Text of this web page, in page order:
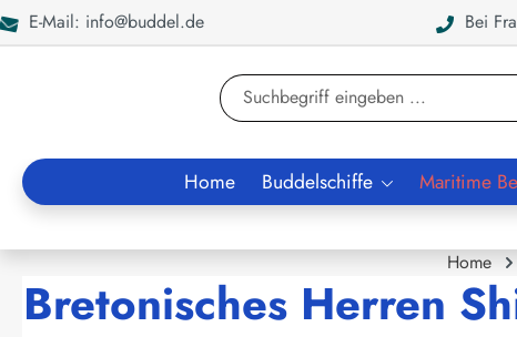
Zur Suche springen
E-Mail: info@buddel.de Bei
Home Buddelschiffe Maritime
Home
Bretonisches Herren